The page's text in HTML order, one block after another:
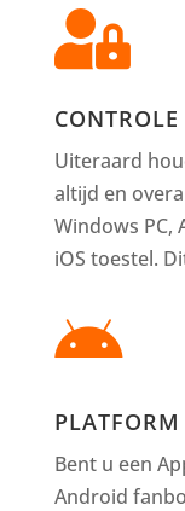

CONTROLE
Uiteraard
altijd en
Windows PC,
iOS toestel.

Bent u een
Android